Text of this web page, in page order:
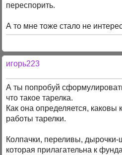
переспорить.
А то мне тоже стало не
игорь223
А ты попробуй
что такое тарелка.
Как она определяется, каковы
работы тарелки.
Колпачки, переливы, дырочки-
которая прилагательна к